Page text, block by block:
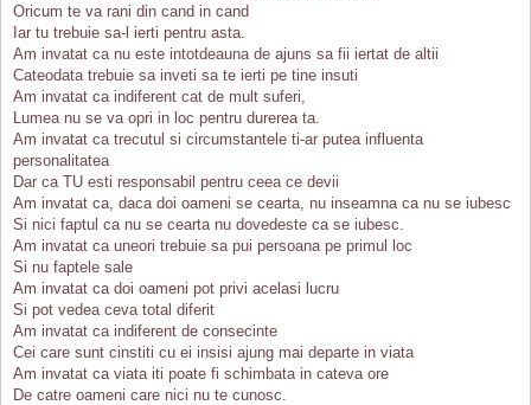
Oricum te va rani din cand in cand
Iar tu trebuie sa-l ierti pentru asta.
Am invatat ca nu este intotdeauna de ajuns sa fii iertat de altii
Cateodata trebuie sa inveti sa te ierti pe tine insuti
Am invatat ca indiferent cat de mult suferi,
Lumea nu se va opri in loc pentru durerea ta.
Am invatat ca trecutul si circumstantele ti-ar putea influenta
personalitatea
Dar ca TU esti responsabil pentru ceea ce devii
Am invatat ca, daca doi oameni se cearta, nu inseamna ca nu se iubesc
Si nici faptul ca nu se cearta nu dovedeste ca se iubesc.
Am invatat ca uneori trebuie sa pui persoana pe primul loc
Si nu faptele sale
Am invatat ca doi oameni pot privi acelasi lucru
Si pot vedea ceva total diferit
Am invatat ca indiferent de consecinte
Cei care sunt cinstiti cu ei insisi ajung mai departe in viata
Am invatat ca viata iti poate fi schimbata in cateva ore
De catre oameni care nici nu te cunosc.